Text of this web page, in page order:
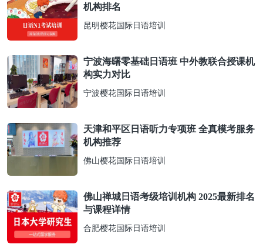
机构排名
昆明樱花国际日语培训
宁波海曙零基础日语班 中外教联合授课机
构实力对比
宁波樱花国际日语培训
天津和平区日语听力专项班 全真模考服务
机构推荐
佛山樱花国际日语培训
佛山禅城日语考级培训机构 2025最新排名
与课程详情
合肥樱花国际日语培训